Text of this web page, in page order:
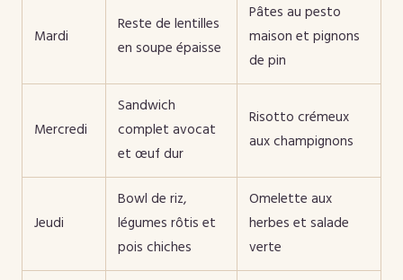
Mardi
Reste de lentilles
en soupe épaisse
Pâtes au pesto
maison et pignons
de pin
Mercredi
Sandwich
complet avocat
et œuf dur
Risotto crémeux
aux champignons
Jeudi
Bowl de riz,
légumes rôtis et
pois chiches
Omelette aux
herbes et salade
verte